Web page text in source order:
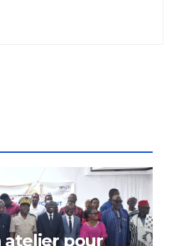
atelier pour